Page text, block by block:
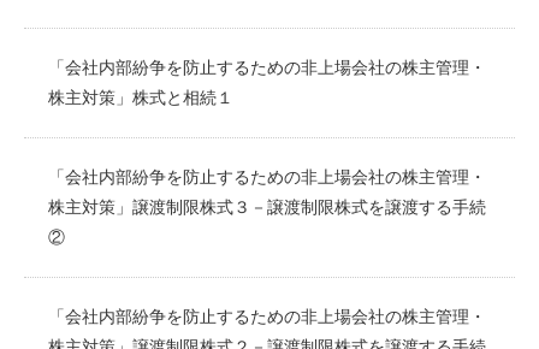
「会社内部紛争を防止するための非上場会社の株主管理・
株主対策」株式と相続１
「会社内部紛争を防止するための非上場会社の株主管理・
株主対策」譲渡制限株式３－譲渡制限株式を譲渡する手続
②
「会社内部紛争を防止するための非上場会社の株主管理・